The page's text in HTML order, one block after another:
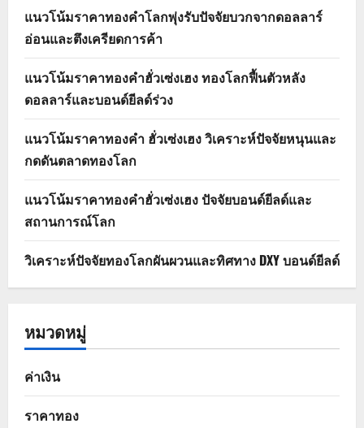
แนวโน้มราคาทองคำโลกพุ่งรับปัจจัยบวกจากดอลลาร์
อ่อนและตึงเครียดการค้า
แนวโน้มราคาทองคำฮั่วเซ่งเฮง ทองโลกฟื้นตัวหลัง
ดอลลาร์และบอนด์ยีลด์ร่วง
แนวโน้มราคาทองคำ ฮั่วเซ่งเฮง วิเคราะห์ปัจจัยหนุนและ
กดดันตลาดทองโลก
แนวโน้มราคาทองคำฮั่วเซ่งเฮง ปัจจัยบอนด์ยีลด์และ
สถานการณ์โลก
วิเคราะห์ปัจจัยทองโลกผันผวนและทิศทาง DXY บอนด์ยีลด์
หมวดหมู่
ค่าเงิน
ราคาทอง